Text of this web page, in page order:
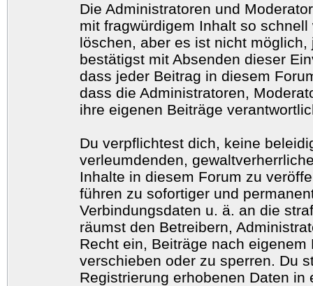
Die Administratoren und
mit fragwürdigem Inhalt so
löschen, aber es ist nicht
bestätigst mit Absenden dieser
dass jeder Beitrag in diesem
dass die Administratoren,
ihre eigenen Beiträge
Du verpflichtest dich, keine
verleumdenden,
Inhalte in diesem Forum zu
führen zu sofortiger und
Verbindungsdaten u. ä. an die
räumst den Betreibern,
Recht ein, Beiträge nach
verschieben oder zu sperren. Du
Registrierung erhobenen Daten